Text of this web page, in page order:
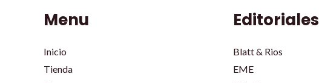
Menu
Inicio
Tienda
Editoriales
Blatt & Rios
EME